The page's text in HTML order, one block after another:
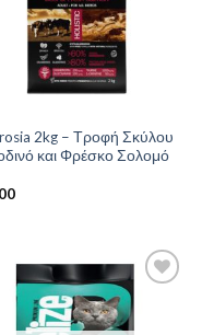
2kg – Τροφή Σκύλου
και Φρέσκο Σολομό